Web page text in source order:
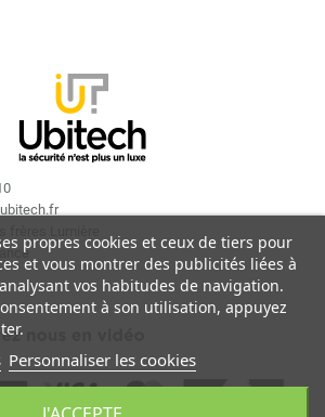
ubitech.fr
propres cookies et ceux de tiers pour
et vous montrer des publicités liées à
vos habitudes de navigation.
à son utilisation, appuyez
Personnaliser les cookies